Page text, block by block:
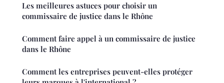
Les meilleures astuces pour choisir un
commissaire de justice dans le Rhône
Comment faire appel à un commissaire de justice
dans le Rhône
Comment les entreprises peuvent-elles protéger